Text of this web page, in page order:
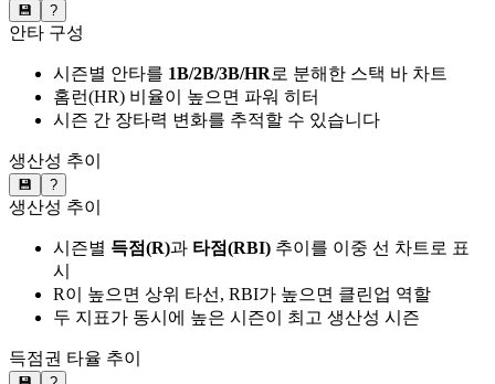
💾 ?
안타 구성
시즌별 안타를 1B/2B/3B/HR로 분해한 스택 바 차트
홈런(HR) 비율이 높으면 파워 히터
시즌 간 장타력 변화를 추적할 수 있습니다
생산성 추이
💾 ?
생산성 추이
시즌별 득점(R)과 타점(RBI) 추이를 이중 선 차트로 표
시
R이 높으면 상위 타선, RBI가 높으면 클린업 역할
두 지표가 동시에 높은 시즌이 최고 생산성 시즌
득점권 타율 추이